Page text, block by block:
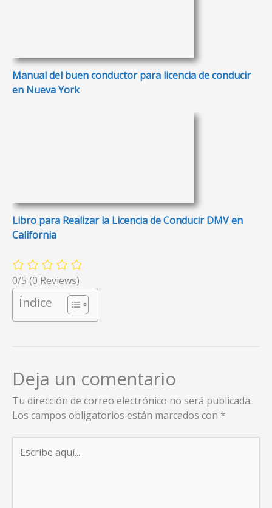
Manual del buen conductor para licencia de conducir
en Nueva York
Libro para Realizar la Licencia de Conducir DMV en
California
0/5 (0 Reviews)
Índice
Deja un comentario
Tu dirección de correo electrónico no será publicada.
Los campos obligatorios están marcados con *
aquí...